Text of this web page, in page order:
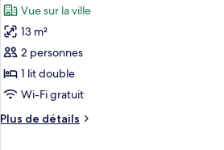
Privilege,
Chambre,
grand
lit
les
photos
pour
ce
type
chambre :
Vue sur la ville
13 m²
2 personnes
1 lit double
Wi-Fi gratuit
Plus de détails
Plus